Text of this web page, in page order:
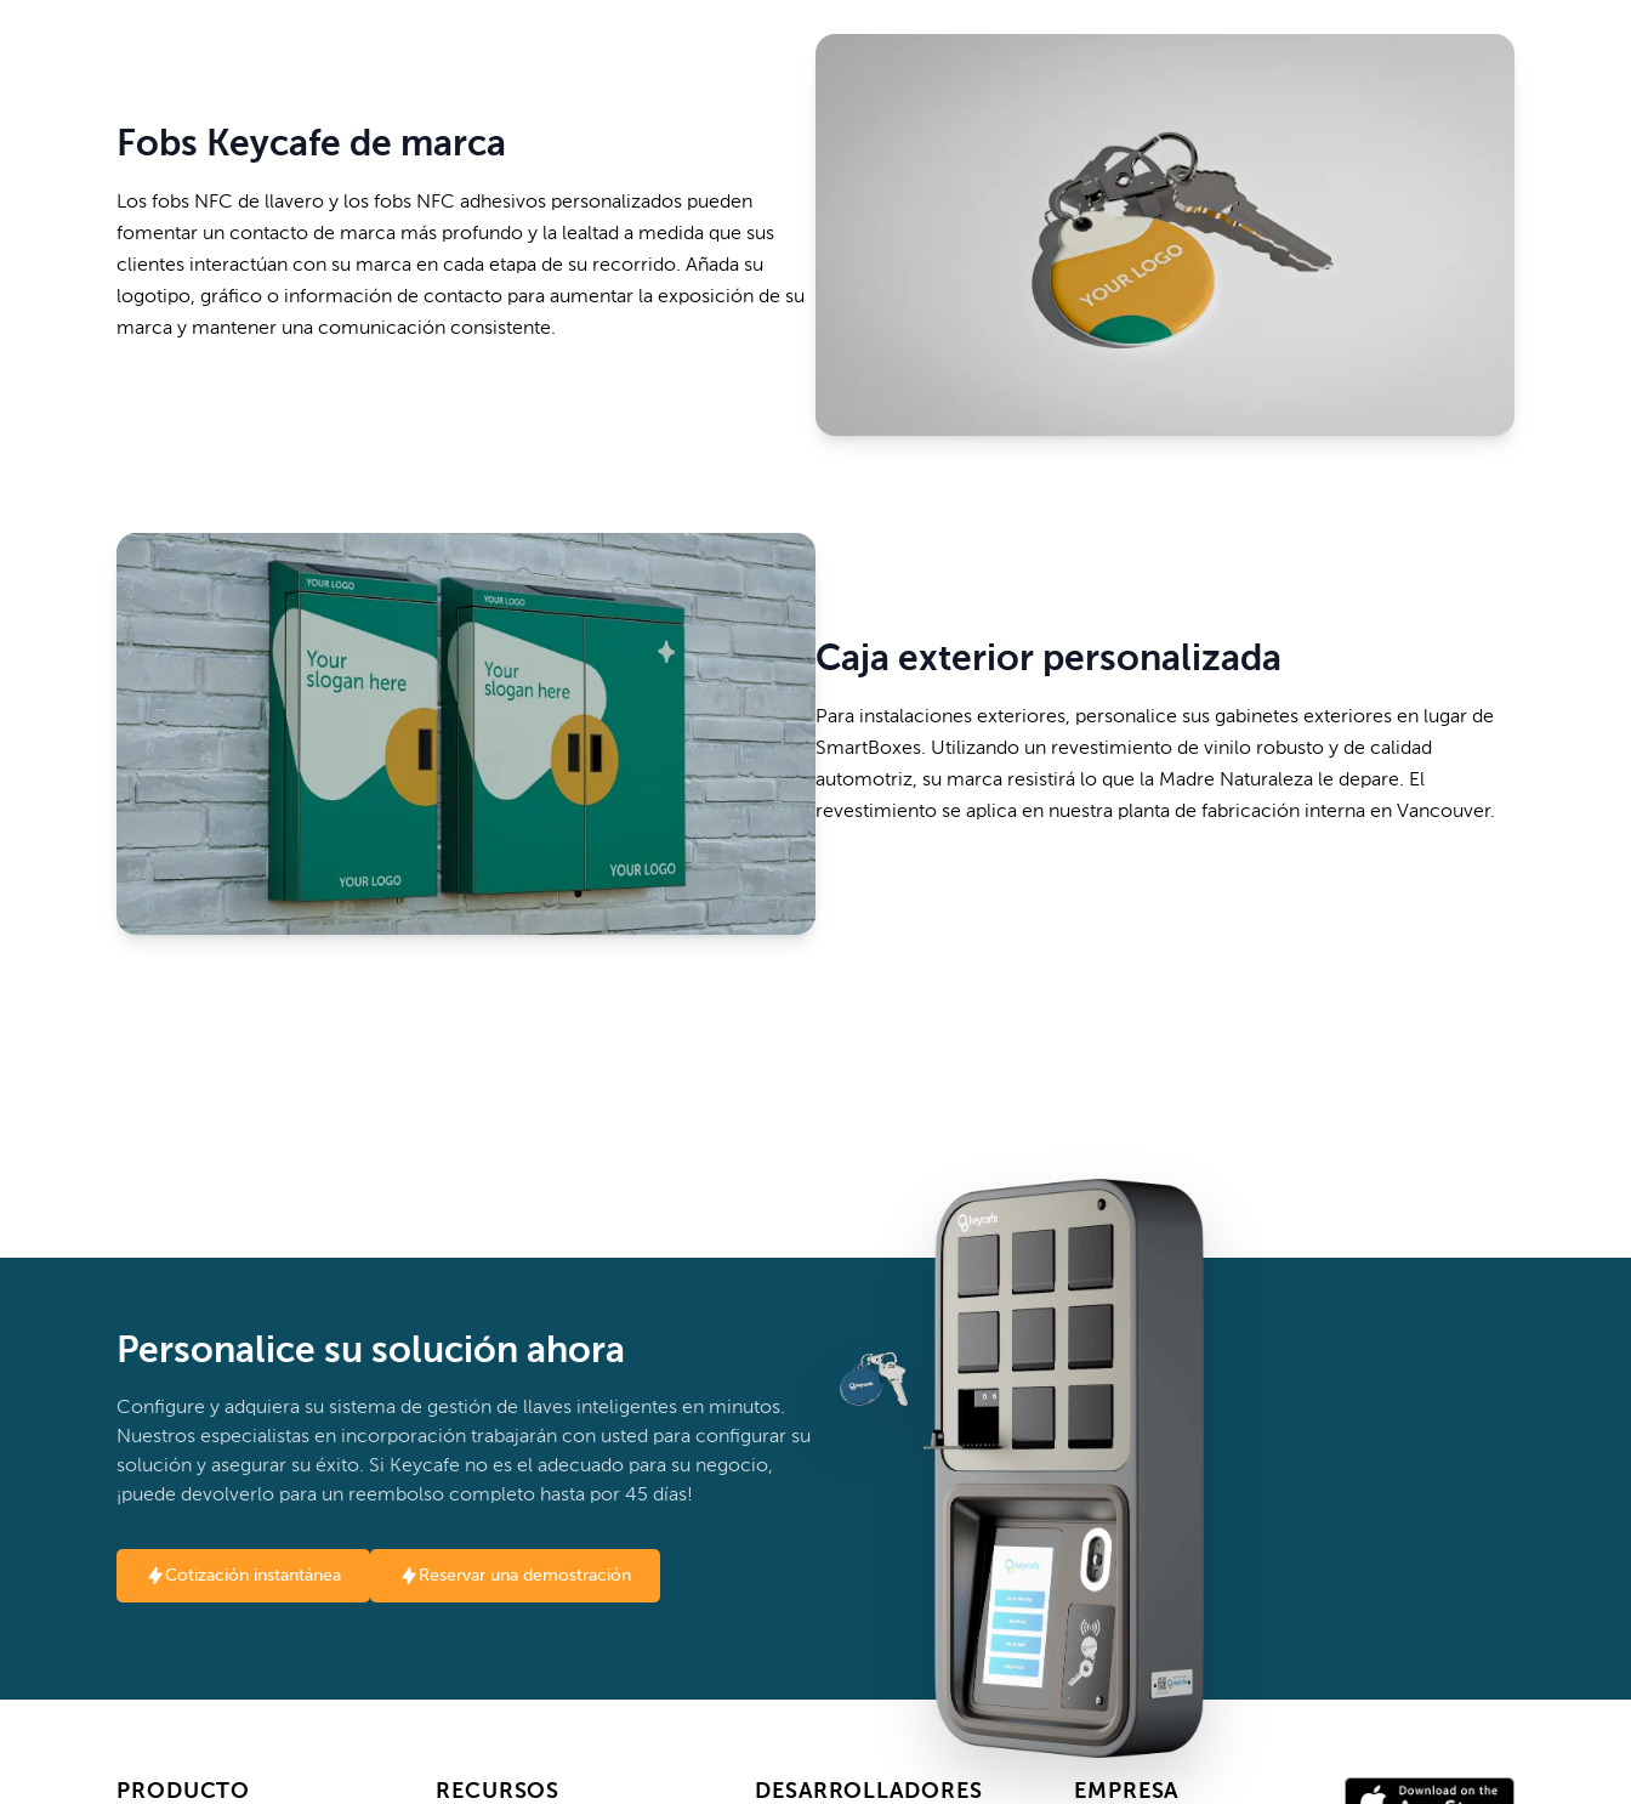
Fobs Keycafe de marca
Los fobs NFC de llavero y los fobs NFC adhesivos personalizados pueden
fomentar un contacto de marca más profundo y la lealtad a medida que sus
clientes interactúan con su marca en cada etapa de su recorrido. Añada su
logotipo, gráfico o información de contacto para aumentar la exposición de su
marca y mantener una comunicación consistente.
Caja exterior personalizada
Para instalaciones exteriores, personalice sus gabinetes exteriores en lugar de
SmartBoxes. Utilizando un revestimiento de vinilo robusto y de calidad
automotriz, su marca resistirá lo que la Madre Naturaleza le depare. El
revestimiento se aplica en nuestra planta de fabricación interna en Vancouver.
Personalice su solución ahora
Configure y adquiera su sistema de gestión de llaves inteligentes en minutos.
Nuestros especialistas en incorporación trabajarán con usted para configurar su
solución y asegurar su éxito. Si Keycafe no es el adecuado para su negocio,
¡puede devolverlo para un reembolso completo hasta por 45 días!
Cotización instantánea Reservar una demostración
PRODUCTO RECURSOS DESARROLLADORES EMPRESA